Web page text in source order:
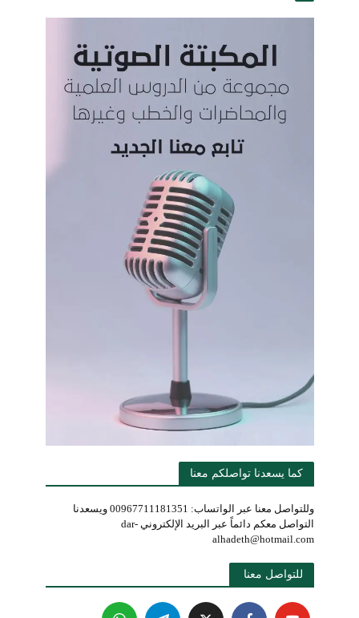
كما يسعدنا تواصلكم معنا
وللتواصل معنا عبر الواتساب: 00967711181351 ويسعدنا
التواصل معكم دائماً عبر البريد الإلكتروني dar-
alhadeth@hotmail.com
للتواصل معنا